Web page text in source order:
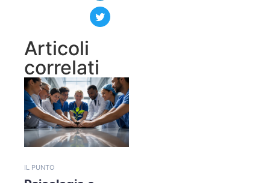
Articoli
correlati
IL PUNTO